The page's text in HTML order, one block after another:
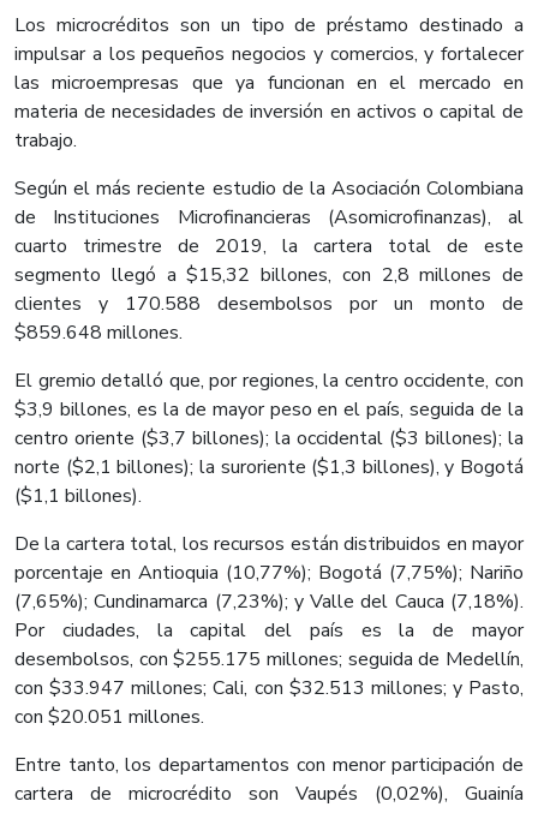
Los microcréditos son un tipo de préstamo destinado a
impulsar a los pequeños negocios y comercios, y fortalecer
las microempresas que ya funcionan en el mercado en
materia de necesidades de inversión en activos o capital de
trabajo.
Según el más reciente estudio de la Asociación Colombiana
de Instituciones Microfinancieras (Asomicrofinanzas), al
cuarto trimestre de 2019, la cartera total de este
segmento llegó a $15,32 billones, con 2,8 millones de
clientes y 170.588 desembolsos por un monto de
$859.648 millones.
El gremio detalló que, por regiones, la centro occidente, con
$3,9 billones, es la de mayor peso en el país, seguida de la
centro oriente ($3,7 billones); la occidental ($3 billones); la
norte ($2,1 billones); la suroriente ($1,3 billones), y Bogotá
($1,1 billones).
De la cartera total, los recursos están distribuidos en mayor
porcentaje en Antioquia (10,77%); Bogotá (7,75%); Nariño
(7,65%); Cundinamarca (7,23%); y Valle del Cauca (7,18%).
Por ciudades, la capital del país es la de mayor
desembolsos, con $255.175 millones; seguida de Medellín,
con $33.947 millones; Cali, con $32.513 millones; y Pasto,
con $20.051 millones.
Entre tanto, los departamentos con menor participación de
cartera de microcrédito son Vaupés (0,02%), Guainía